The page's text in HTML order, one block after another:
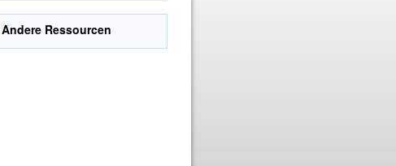
Andere Ressourcen